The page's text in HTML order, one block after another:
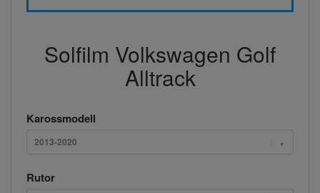
Solfilm Volkswagen Golf
Alltrack
Karossmodell
2013-2020
Rutor